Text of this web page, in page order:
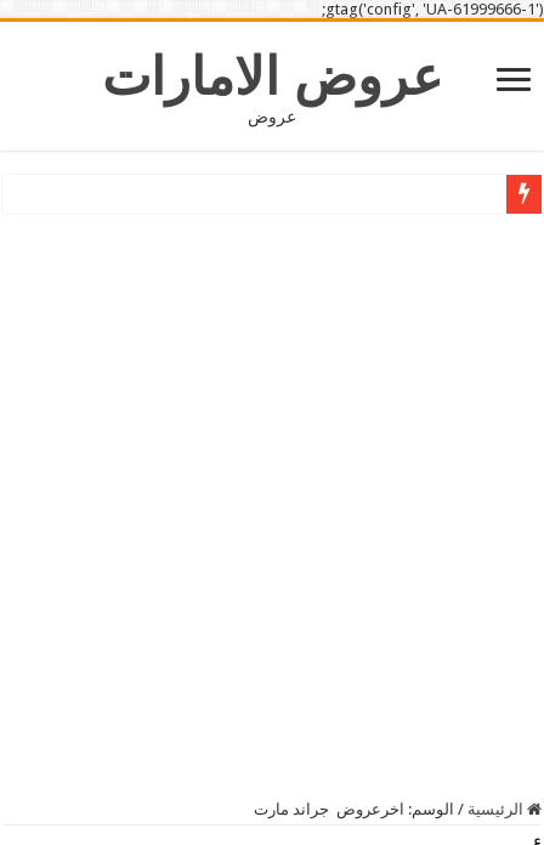
gtag('config', 'UA-61999666-1');
عروض الامارات
عروض
الرئيسية / الوسم: اخرعروض جراند مارت